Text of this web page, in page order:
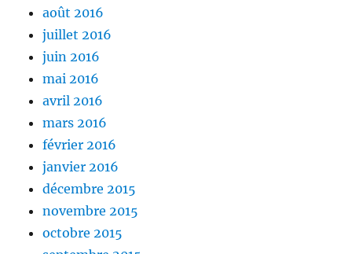
août 2016
juillet 2016
juin 2016
mai 2016
avril 2016
mars 2016
février 2016
janvier 2016
décembre 2015
novembre 2015
octobre 2015